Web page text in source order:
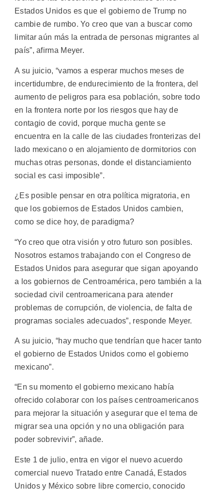
Estados Unidos es que el gobierno de Trump no
cambie de rumbo. Yo creo que van a buscar como
limitar aún más la entrada de personas migrantes al
país”, afirma Meyer.
A su juicio, “vamos a esperar muchos meses de
incertidumbre, de endurecimiento de la frontera, del
aumento de peligros para esa población, sobre todo
en la frontera norte por los riesgos que hay de
contagio de covid, porque mucha gente se
encuentra en la calle de las ciudades fronterizas del
lado mexicano o en alojamiento de dormitorios con
muchas otras personas, donde el distanciamiento
social es casi imposible”.
¿Es posible pensar en otra política migratoria, en
que los gobiernos de Estados Unidos cambien,
como se dice hoy, de paradigma?
“Yo creo que otra visión y otro futuro son posibles.
Nosotros estamos trabajando con el Congreso de
Estados Unidos para asegurar que sigan apoyando
a los gobiernos de Centroamérica, pero también a la
sociedad civil centroamericana para atender
problemas de corrupción, de violencia, de falta de
programas sociales adecuados”, responde Meyer.
A su juicio, “hay mucho que tendrían que hacer tanto
el gobierno de Estados Unidos como el gobierno
mexicano”.
“En su momento el gobierno mexicano había
ofrecido colaborar con los países centroamericanos
para mejorar la situación y asegurar que el tema de
migrar sea una opción y no una obligación para
poder sobrevivir”, añade.
Este 1 de julio, entra en vigor el nuevo acuerdo
comercial nuevo Tratado entre Canadá, Estados
Unidos y México sobre libre comercio, conocido